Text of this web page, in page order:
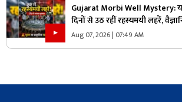
Gujarat Morbi Well Mystery:
दिनों से उठ रहीं रहस्यमयी लहरें,
Aug 07, 2026 | 07:49 AM